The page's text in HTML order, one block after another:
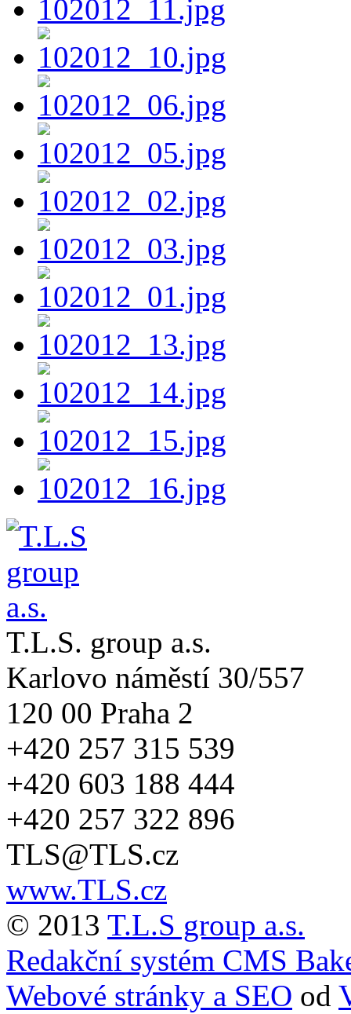
T.L.S. group a.s.
Karlovo náměstí 30/557
120 00 Praha 2
+420 257 315 539
+420 603 188 444
+420 257 322 896
TLS@TLS.cz
www.TLS.cz
© 2013 T.L.S group a.s.
Redakční systém CMS
Webové stránky a SEO od